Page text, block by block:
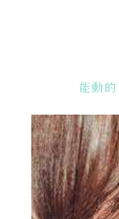
能動